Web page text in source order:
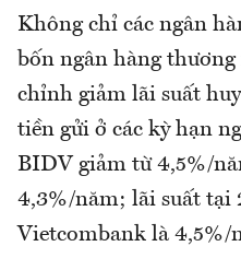
Không chỉ các ngân
bốn ngân hàng
chỉnh giảm lãi suất
tiền gửi ở các kỳ hạn
BIDV giảm từ 4,5%/
4,3%/năm; lãi suất tại
Vietcombank là 4,5%/